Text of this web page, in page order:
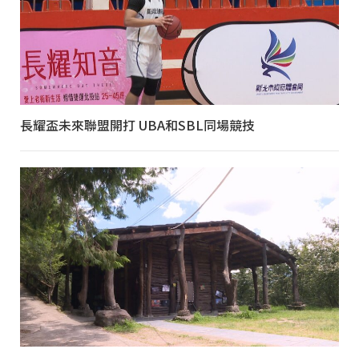
長耀盃未來聯盟開打 UBA和SBL同場競技